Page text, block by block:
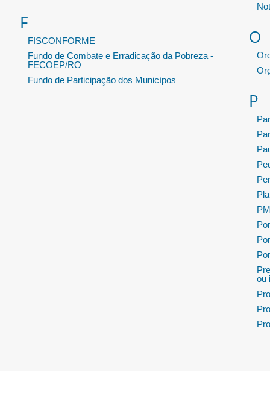
F
FISCONFORME
Fundo de Combate e Erradicação da Pobreza -
FECOEP/RO
Fundo de Participação dos Municípos
O
P
ou